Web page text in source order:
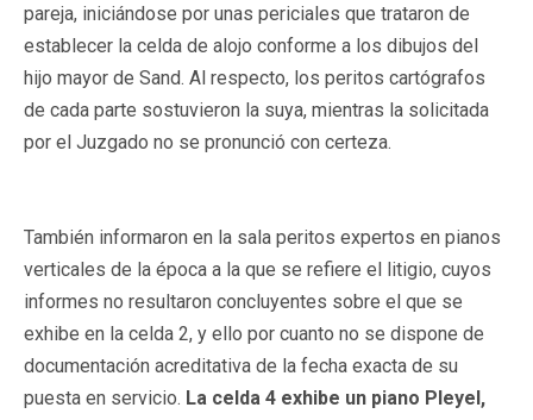
pareja, iniciándose por unas periciales que trataron de
establecer la celda de alojo conforme a los dibujos del
hijo mayor de Sand. Al respecto, los peritos cartógrafos
de cada parte sostuvieron la suya, mientras la solicitada
por el Juzgado no se pronunció con certeza.
También informaron en la sala peritos expertos en pianos
verticales de la época a la que se refiere el litigio, cuyos
informes no resultaron concluyentes sobre el que se
exhibe en la celda 2, y ello por cuanto no se dispone de
documentación acreditativa de la fecha exacta de su
puesta en servicio. La celda 4 exhibe un piano Pleyel,